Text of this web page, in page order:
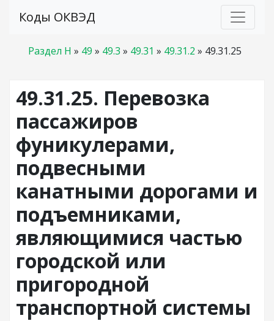
Коды ОКВЭД
Раздел H » 49 » 49.3 » 49.31 » 49.31.2 » 49.31.25
49.31.25. Перевозка
пассажиров
фуникулерами,
подвесными
канатными дорогами и
подъемниками,
являющимися частью
городской или
пригородной
транспортной системы